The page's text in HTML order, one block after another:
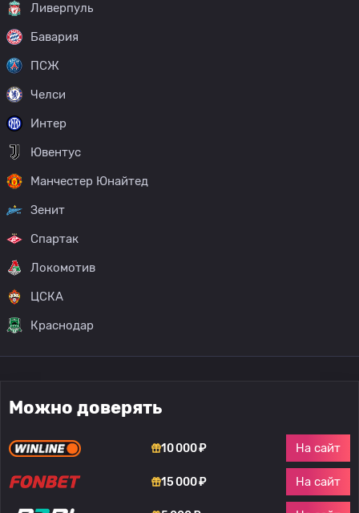
Ливерпуль
Бавария
ПСЖ
Челси
Интер
Ювентус
Манчестер Юнайтед
Зенит
Спартак
Локомотив
ЦСКА
Краснодар
Можно доверять
10 000 ₽ На сайт
15 000 ₽ На сайт